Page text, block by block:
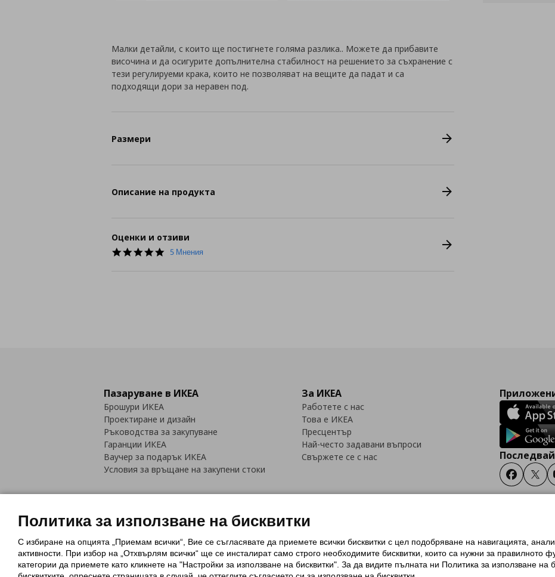
Малки детайли, с които ще постигнете голяма разлика.. Можете да прибавите
височина и да осигурите допълнителна стабилност на решението за съхранение с
тези регулируеми крака, които не позволяват на вещите да падат и са
подходящи дори за неравен под.
Размери
Описание на продукта
Оценки и отзиви
4.8
5 Мнения
Пазаруване в ИКЕА
Брошури ИКЕА
Проектиране и дизайн
Ръководства за закупуване
Гаранции ИКЕА
Ваучер за подарък ИКЕА
Условия за връщане на закупени стоки
За ИКЕА
Работете с нас
Това е ИКЕА
Пресцентър
Най-често задавани въпроси
Свържете се с нас
Facebook
Политика за използване на бисквитки (Cookies)Избор на настройки за използване на бисквиткиУсловия за
Обща политика за личните данни
Политика за защита на личните данни на ikea.bg
Общи условия на програма IKEA
Политика за защита на лични данни на програма IKEA Family
Политика за използване на бисквитки
С избиране на опцията „Приемам всички“, Вие се съгласявате да приемете всички бисквитки с цел подобряване на навигацията,
активности. При избор на „Отхвърлям всички“ ще се инсталират само строго необходимитe бисквитки, които са нужни за правилното
категории да приемете като кликнете на "Настройки за използване на бисквитки". За да видите пълната ни Политика за използване